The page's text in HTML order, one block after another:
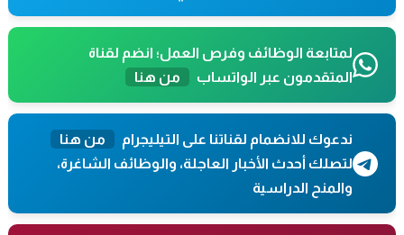
لمتابعة الوظائف وفرص العمل؛ انضم لقناة
المتقدمون عبر الواتساب
من هنا
ندعوك للانضمام لقناتنا على التيليجرام
من هنا
لتصلك أحدث الأخبار العاجلة، والوظائف الشاغرة،
والمنح الدراسية